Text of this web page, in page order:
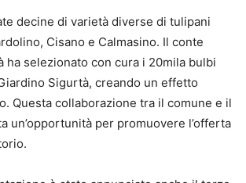
decine di varietà diverse di tulipani
Cisano e Calmasino. Il conte
ha selezionato con cura i 20mila bulbi
Sigurtà, creando un effetto
Questa collaborazione tra il comune e il
un’opportunità per promuovere l’offerta